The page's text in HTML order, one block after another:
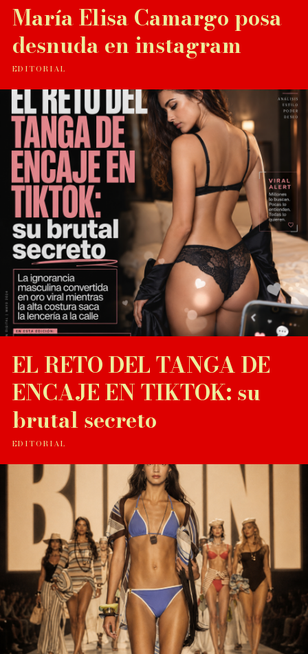
María Elisa Camargo posa
desnuda en instagram
EDITORIAL
EL RETO DEL TANGA DE
ENCAJE EN TIKTOK: su
brutal secreto
EDITORIAL